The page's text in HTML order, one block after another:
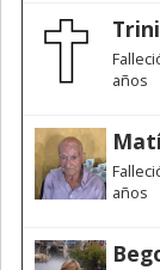
años
años